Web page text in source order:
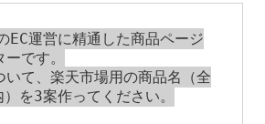
EC運営に精通した商品ページ
です。
いて、楽天市場用の商品名（全
を3案作ってください。